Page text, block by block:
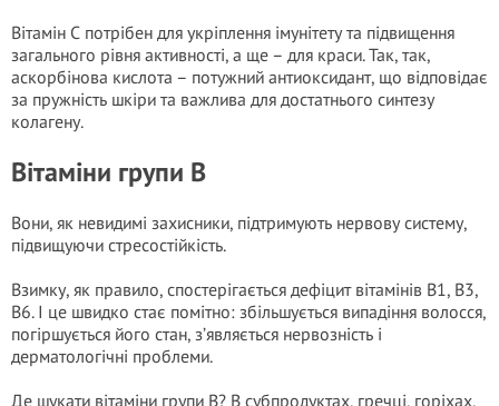
Вітамін С потрібен для укріплення імунітету та підвищення
загального рівня активності, а ще – для краси. Так, так,
аскорбінова кислота – потужний антиоксидант, що відповідає
за пружність шкіри та важлива для достатнього синтезу
колагену.
Вітаміни групи В
Вони, як невидимі захисники, підтримують нервову систему,
підвищуючи стресостійкість.
Взимку, як правило, спостерігається дефіцит вітамінів В1, В3,
В6. І це швидко стає помітно: збільшується випадіння волосся,
погіршується його стан, з’являється нервозність і
дерматологічні проблеми.
Де шукати вітаміни групи В? В субпродуктах, гречці, горіхах,